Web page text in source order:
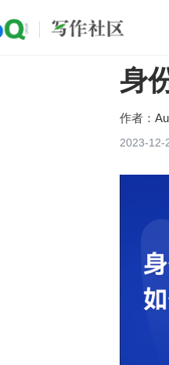
开源
身
作者：
2023-12-